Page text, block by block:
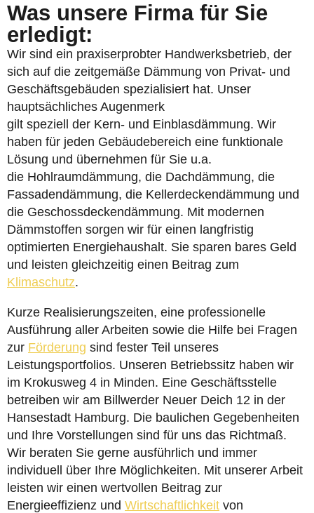
Was unsere Firma für Sie
erledigt:
Wir sind ein praxiserprobter Handwerksbetrieb, der
sich auf die zeitgemäße Dämmung von Privat- und
Geschäftsgebäuden spezialisiert hat. Unser
hauptsächliches Augenmerk
gilt speziell der Kern- und Einblasdämmung. Wir
haben für jeden Gebäudebereich eine funktionale
Lösung und übernehmen für Sie u.a.
die Hohlraumdämmung, die Dachdämmung, die
Fassadendämmung, die Kellerdeckendämmung und
die Geschossdeckendämmung. Mit modernen
Dämmstoffen sorgen wir für einen langfristig
optimierten Energiehaushalt. Sie sparen bares Geld
und leisten gleichzeitig einen Beitrag zum
Klimaschutz.
Kurze Realisierungszeiten, eine professionelle
Ausführung aller Arbeiten sowie die Hilfe bei Fragen
zur Förderung sind fester Teil unseres
Leistungsportfolios. Unseren Betriebssitz haben wir
im Krokusweg 4 in Minden. Eine Geschäftsstelle
betreiben wir am Billwerder Neuer Deich 12 in der
Hansestadt Hamburg. Die baulichen Gegebenheiten
und Ihre Vorstellungen sind für uns das Richtmaß.
Wir beraten Sie gerne ausführlich und immer
individuell über Ihre Möglichkeiten. Mit unserer Arbeit
leisten wir einen wertvollen Beitrag zur
Energieeffizienz und Wirtschaftlichkeit von